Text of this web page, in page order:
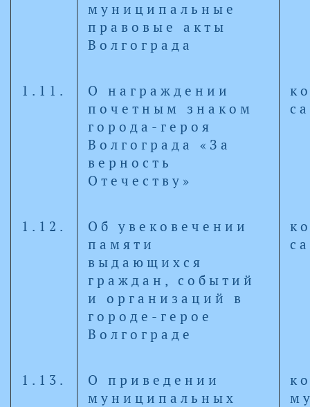
муниципальные
правовые акты
Волгограда
1.11.
О награждении
почетным знаком
города-героя
Волгограда «За
верность
Отечеству»
1.12.
Об увековечении
памяти
выдающихся
граждан, событий
и организаций в
городе-герое
Волгограде
1.13.
О приведении
муниципальных